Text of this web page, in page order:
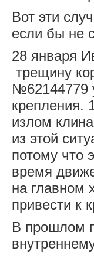
Вот эти
если бы не
28 января
трещину
№62144779
крепления.
излом
из этой
потому что
время
на главном
привести к
В прошлом